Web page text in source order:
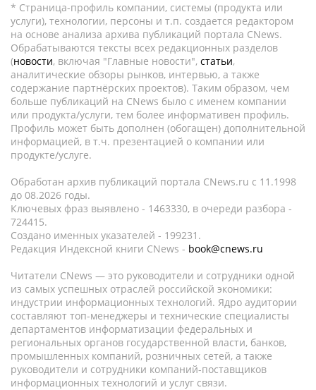
* Страница-профиль компании, системы (продукта или
услуги), технологии, персоны и т.п. создается редактором
на основе анализа архива публикаций портала CNews.
Обрабатываются тексты всех редакционных разделов
(новости, включая "Главные новости", статьи,
аналитические обзоры рынков, интервью, а также
содержание партнёрских проектов). Таким образом, чем
больше публикаций на CNews было с именем компании
или продукта/услуги, тем более информативен профиль.
Профиль может быть дополнен (обогащен) дополнительной
информацией, в т.ч. презентацией о компании или
продукте/услуге.
Обработан архив публикаций портала CNews.ru c 11.1998
до 08.2026 годы.
Ключевых фраз выявлено - 1463330, в очереди разбора -
724415.
Создано именных указателей - 199231.
Редакция Индексной книги CNews - book@cnews.ru
Читатели CNews — это руководители и сотрудники одной
из самых успешных отраслей российской экономики:
индустрии информационных технологий. Ядро аудитории
составляют топ-менеджеры и технические специалисты
департаментов информатизации федеральных и
региональных органов государственной власти, банков,
промышленных компаний, розничных сетей, а также
руководители и сотрудники компаний-поставщиков
информационных технологий и услуг связи.